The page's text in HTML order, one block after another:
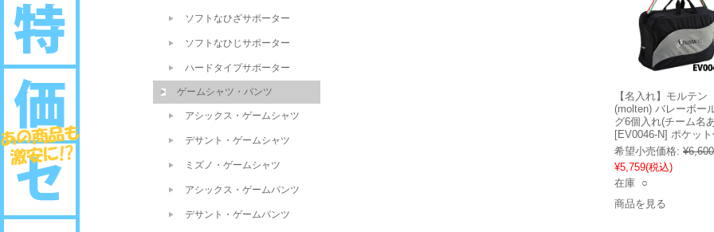
【名入れ】モルテン
(molten) バレーボー
グ6個入れ(チーム名
[EV0046-N] ポケッ
希望小売価格: ¥6,600
¥5,759(税込)
在庫 ○
商品を見る
ソフトなひざサポーター
ソフトなひじサポーター
ハードタイプサポーター
ゲームシャツ・パンツ
アシックス・ゲームシャツ
デサント・ゲームシャツ
ミズノ・ゲームシャツ
アシックス・ゲームパンツ
デサント・ゲームパンツ